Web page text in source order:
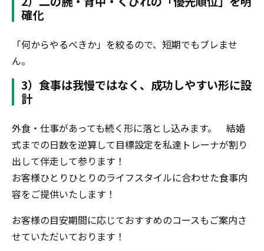
確化
「何からやるべきか」を絞るので、短期でもブレませ
ん。
3）食事は我慢ではなく、成功しやすい形に設
計
外食・仕事があっても続く形に落とし込みます。 結婚
式までの日数を逆算して目標設定を私達トレーナが割り
出して伴走して参ります！
お客様ひとりひとりのライフスタイルに合わせた食事内
容をご提供いたします！
お客様の目安期間に応じておすすめのコースもご案内さ
せていただいております！